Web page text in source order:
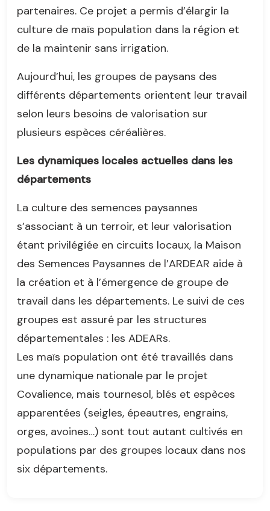
partenaires. Ce projet a permis d’élargir la
culture de maïs population dans la région et
de la maintenir sans irrigation.
Aujourd’hui, les groupes de paysans des
différents départements orientent leur travail
selon leurs besoins de valorisation sur
plusieurs espèces céréalières.
Les dynamiques locales actuelles dans les
départements
La culture des semences paysannes
s’associant à un terroir, et leur valorisation
étant privilégiée en circuits locaux, la Maison
des Semences Paysannes de l’ARDEAR aide à
la création et à l’émergence de groupe de
travail dans les départements. Le suivi de ces
groupes est assuré par les structures
départementales : les ADEARs.
Les maïs population ont été travaillés dans
une dynamique nationale par le projet
Covalience, mais tournesol, blés et espèces
apparentées (seigles, épeautres, engrains,
orges, avoines…) sont tout autant cultivés en
populations par des groupes locaux dans nos
six départements.